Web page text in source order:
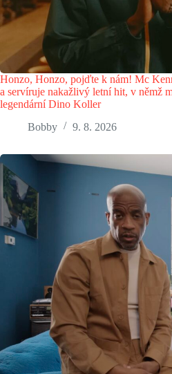
Honzo, Honzo, pojďte k nám! Mc
a servíruje nakažlivý letní hit, v němž
legendární Dino Koller
Bobby
9. 8. 2026